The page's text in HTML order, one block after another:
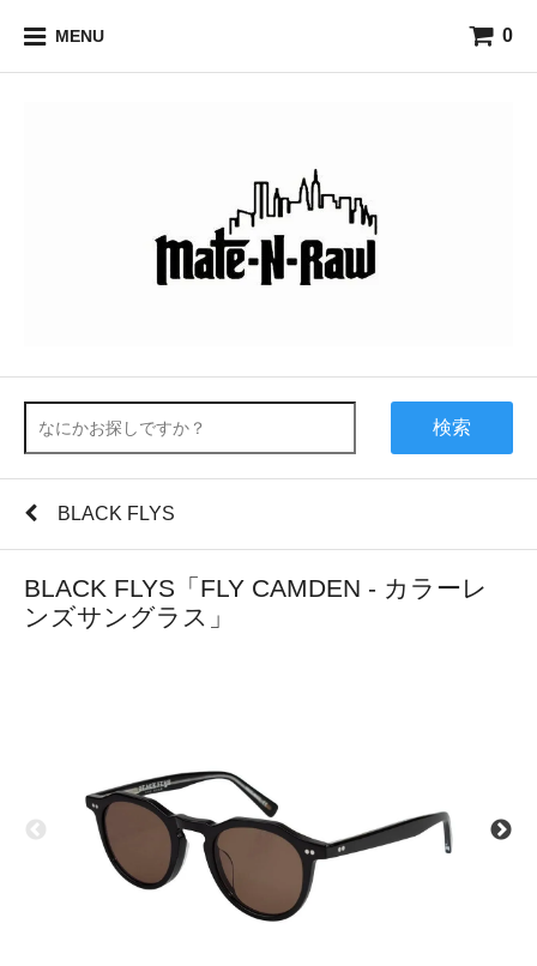
MENU 0
検索
BLACK FLYS
BLACK FLYS「FLY CAMDEN - カラーレ
ンズサングラス」